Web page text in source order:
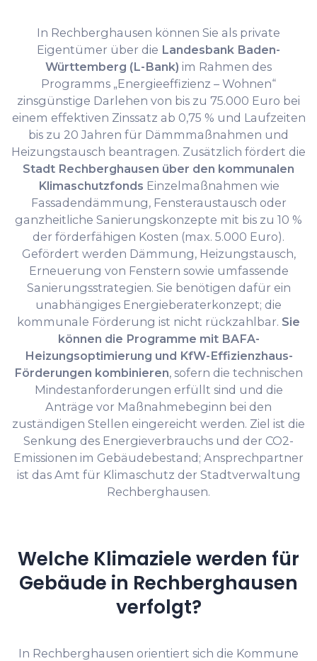
In Rechberghausen können Sie als private
Eigentümer über die Landesbank Baden-
Württemberg (L-Bank) im Rahmen des
Programms „Energieeffizienz – Wohnen“
zinsgünstige Darlehen von bis zu 75.000 Euro bei
einem effektiven Zinssatz ab 0,75 % und Laufzeiten
bis zu 20 Jahren für Dämmmaßnahmen und
Heizungstausch beantragen. Zusätzlich fördert die
Stadt Rechberghausen über den kommunalen
Klimaschutzfonds Einzelmaßnahmen wie
Fassadendämmung, Fensteraustausch oder
ganzheitliche Sanierungskonzepte mit bis zu 10 %
der förderfähigen Kosten (max. 5.000 Euro).
Gefördert werden Dämmung, Heizungstausch,
Erneuerung von Fenstern sowie umfassende
Sanierungsstrategien. Sie benötigen dafür ein
unabhängiges Energieberaterkonzept; die
kommunale Förderung ist nicht rückzahlbar. Sie
können die Programme mit BAFA-
Heizungsoptimierung und KfW-Effizienzhaus-
Förderungen kombinieren, sofern die technischen
Mindestanforderungen erfüllt sind und die
Anträge vor Maßnahmebeginn bei den
zuständigen Stellen eingereicht werden. Ziel ist die
Senkung des Energieverbrauchs und der CO2-
Emissionen im Gebäudebestand; Ansprechpartner
ist das Amt für Klimaschutz der Stadtverwaltung
Rechberghausen.
Welche Klimaziele werden für
Gebäude in Rechberghausen
verfolgt?
In Rechberghausen orientiert sich die Kommune